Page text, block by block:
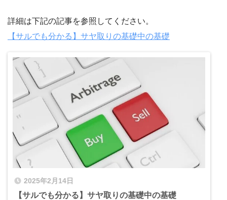
詳細は下記の記事を参照してください。
【サルでも分かる】サヤ取りの基礎中の基礎
2025年2月14日
【サルでも分かる】サヤ取りの基礎中の基礎